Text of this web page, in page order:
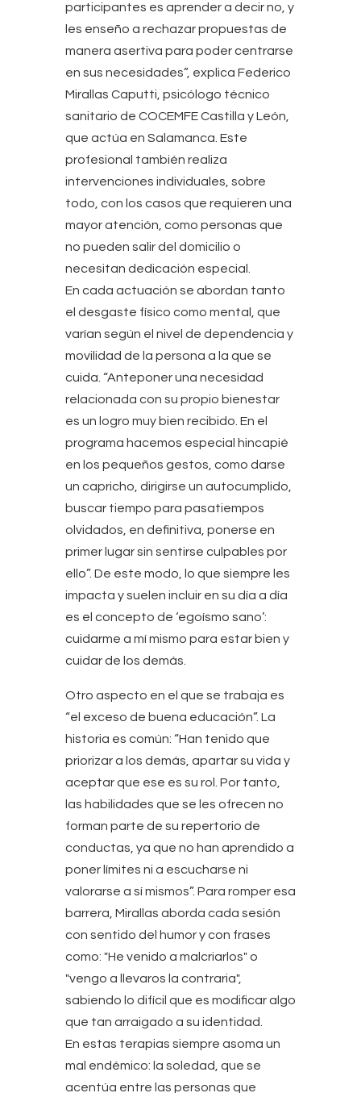
participantes es aprender a decir no, y
les enseño a rechazar propuestas de
manera asertiva para poder centrarse
en sus necesidades”, explica Federico
Mirallas Caputti, psicólogo técnico
sanitario de COCEMFE Castilla y León,
que actúa en Salamanca. Este
profesional también realiza
intervenciones individuales, sobre
todo, con los casos que requieren una
mayor atención, como personas que
no pueden salir del domicilio o
necesitan dedicación especial.
En cada actuación se abordan tanto
el desgaste físico como mental, que
varían según el nivel de dependencia y
movilidad de la persona a la que se
cuida. “Anteponer una necesidad
relacionada con su propio bienestar
es un logro muy bien recibido. En el
programa hacemos especial hincapié
en los pequeños gestos, como darse
un capricho, dirigirse un autocumplido,
buscar tiempo para pasatiempos
olvidados, en definitiva, ponerse en
primer lugar sin sentirse culpables por
ello”. De este modo, lo que siempre les
impacta y suelen incluir en su día a día
es el concepto de ‘egoísmo sano’:
cuidarme a mí mismo para estar bien y
cuidar de los demás.
Otro aspecto en el que se trabaja es
“el exceso de buena educación”. La
historia es común: “Han tenido que
priorizar a los demás, apartar su vida y
aceptar que ese es su rol. Por tanto,
las habilidades que se les ofrecen no
forman parte de su repertorio de
conductas, ya que no han aprendido a
poner límites ni a escucharse ni
valorarse a sí mismos”. Para romper esa
barrera, Mirallas aborda cada sesión
con sentido del humor y con frases
como: "He venido a malcriarlos" o
"vengo a llevaros la contraria",
sabiendo lo difícil que es modificar algo
que tan arraigado a su identidad.
En estas terapias siempre asoma un
mal endémico: la soledad, que se
acentúa entre las personas que